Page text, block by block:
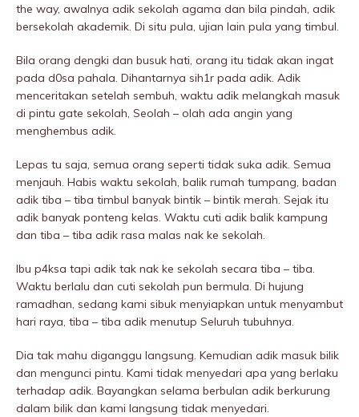
the way, awalnya adik sekolah agama dan bila pindah, adik
bersekolah akademik. Di situ pula, ujian lain pula yang timbul.
Bila orang dengki dan busuk hati, orang itu tidak akan ingat
pada d0sa pahala. Dihantarnya sih1r pada adik. Adik
menceritakan setelah sembuh, waktu adik melangkah masuk
di pintu gate sekolah, Seolah – olah ada angin yang
menghembus adik.
Lepas tu saja, semua orang seperti tidak suka adik. Semua
menjauh. Habis waktu sekolah, balik rumah tumpang, badan
adik tiba – tiba timbul banyak bintik – bintik merah. Sejak itu
adik banyak ponteng kelas. Waktu cuti adik balik kampung
dan tiba – tiba adik rasa malas nak ke sekolah.
Ibu p4ksa tapi adik tak nak ke sekolah secara tiba – tiba.
Waktu berlalu dan cuti sekolah pun bermula. Di hujung
ramadhan, sedang kami sibuk menyiapkan untuk menyambut
hari raya, tiba – tiba adik menutup Seluruh tubuhnya.
Dia tak mahu diganggu langsung. Kemudian adik masuk bilik
dan mengunci pintu. Kami tidak menyedari apa yang berlaku
terhadap adik. Bayangkan selama berbulan adik berkurung
dalam bilik dan kami langsung tidak menyedari.